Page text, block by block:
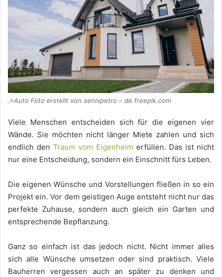
‚>Auto Foto erstellt von senivpetro – de.freepik.com
Viele Menschen entscheiden sich für die eigenen vier
Wände. Sie möchten nicht länger Miete zahlen und sich
endlich den Traum vom Eigenheim erfüllen. Das ist nicht
nur eine Entscheidung, sondern ein Einschnitt fürs Leben.
Die eigenen Wünsche und Vorstellungen fließen in so ein
Projekt ein. Vor dem geistigen Auge entsteht nicht nur das
perfekte Zuhause, sondern auch gleich ein Garten und
entsprechende Bepflanzung.
Ganz so einfach ist das jedoch nicht. Nicht immer alles
sich alle Wünsche umsetzen oder sind praktisch. Viele
Bauherren vergessen auch an später zu denken und